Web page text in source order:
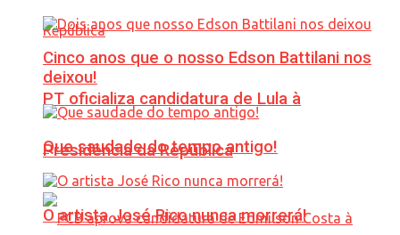
PT oficializa candidatura de Lula à
Presidência da República
Cinco anos que o nosso Edson Battilani nos
deixou!
Que saudade do tempo antigo!
O artista José Rico nunca morrerá!